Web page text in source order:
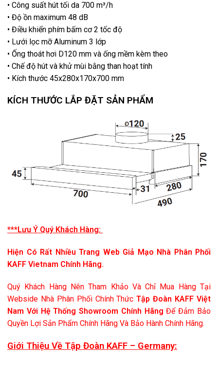
• Công suất hút tối da 700 m³/h
• Độ ồn maximum 48 dB
• Điều khiển phím bấm cơ 2 tốc độ
• Lưới lọc mỡ Aluminum 3 lớp
• Ống thoát hơi D120 mm và ống mềm kèm theo
• Chế độ hút và khử mùi bằng than hoạt tính
• Kích thước 45x280x170x700 mm
KÍCH THƯỚC LẮP ĐẶT SẢN PHẨM
***Lưu Ý Quý Khách Hàng:
Hiện Có Rất Nhiều Trang Web Giả Mạo Nhà Phân Phối
KAFF Vietnam Chính Hãng.
Quý Khách Hàng Nên Tham Khảo Và Chỉ Mua Hàng Tại
Webside Nhà Phân Phối Chính ThứcTập Đoàn KAFF Việt
Nam Với Hệ Thống Showroom Chính Hãng Để Đảm Bảo
Quyền Lợi Sản Phẩm Chính Hãng Và Bảo Hành Chính Hãng.
Giới Thiệu Về Tập Đoàn KAFF – Germany: